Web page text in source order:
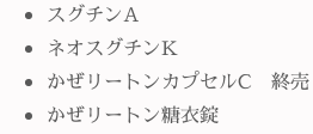
スグチンA
ネオスグチンK
かぜリートンカプセルC 終売
かぜリートン糖衣錠